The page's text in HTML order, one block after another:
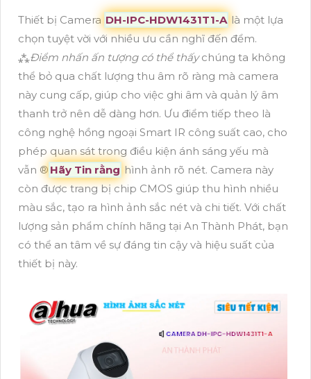
Thiết bị Camera DH-IPC-HDW1431T1-A là một lựa
chọn tuyệt vời với nhiều ưu cần nghĩ đến đểm.
⁂Điểm nhấn ấn tượng có thể thấychúng ta không
thể bỏ qua chất lượng thu âm rõ ràng mà camera
này cung cấp, giúp cho việc ghi âm và quản lý âm
thanh trở nên dễ dàng hơn. Ưu điểm tiếp theo là
công nghệ hồng ngoại Smart IR công suất cao, cho
phép quan sát trong điều kiện ánh sáng yếu mà
vẫn ®️ Hãy Tin rằng hình ảnh rõ nét. Camera này
còn được trang bị chip CMOS giúp thu hình nhiều
màu sắc, tạo ra hình ảnh sắc nét và chi tiết. Với chất
lượng sản phẩm chính hãng tại An Thành Phát, bạn
có thể an tâm về sự đáng tin cậy và hiệu suất của
thiết bị này.